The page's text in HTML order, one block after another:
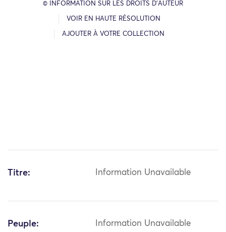
© INFORMATION SUR LES DROITS D’AUTEUR
VOIR EN HAUTE RÉSOLUTION
AJOUTER À VOTRE COLLECTION
Titre: Information Unavailable
Peuple: Information Unavailable